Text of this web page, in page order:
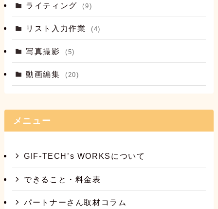
ライティング (9)
リスト入力作業 (4)
写真撮影 (5)
動画編集 (20)
メニュー
GIF-TECH’s WORKSについて
できること・料金表
パートナーさん取材コラム